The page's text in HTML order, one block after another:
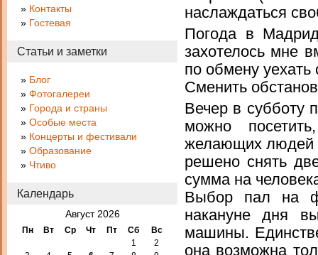
наслаждаться
Погода в
захотелось мне
по обмену
Сменить
Вечер в субботу
можно
желающих людей
решено снять
сумма на
Выбор пал на
накануне дня
машины.
она возможна
Контакты
Гостевая
Статьи и заметки
Блог
Фотогалереи
Города и страны
Особые места
Концерты и фестивали
Образование
Чтиво
Календарь
Август 2026
Пн Вт Ср Чт Пт Сб
Вс
1
2